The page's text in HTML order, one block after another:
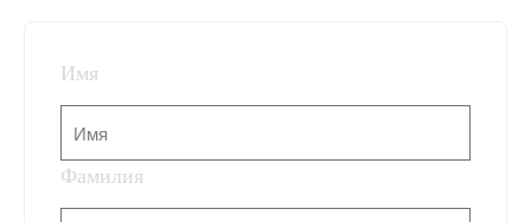
Имя
Фамилия